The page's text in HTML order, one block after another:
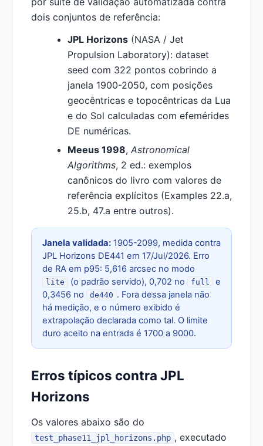
dois conjuntos de referência:
JPL Horizons (NASA / Jet
Propulsion Laboratory): dataset
seed com 322 pontos cobrindo a
janela 1900-2050, com posições
geocêntricas e topocêntricas da Lua
e do Sol calculadas com efemérides
DE numéricas.
Meeus 1998, Astronomical
Algorithms, 2 ed.: exemplos
canônicos do livro com valores de
referência explícitos (Examples 22.a,
25.b, 47.a entre outros).
Janela validada: 1905-2099, medida contra
JPL Horizons DE441 em 17/Jul/2026. Erro
de RA em p95: 5,616 arcsec no modo
lite (o padrão servido), 0,702 no full
e
0,3456 no
de440 . Fora dessa janela não
há medição, e o número exibido é
extrapolação declarada como tal. O limite
duro aceito na entrada é 1700 a 9000.
Erros típicos contra JPL
Horizons
Os valores abaixo são do
test_phase11_jpl_horizons.php , executado